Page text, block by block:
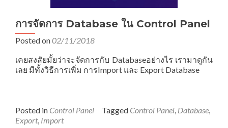
การจัดการ Database ใน Control Panel
Posted on02/11/2018
เคยสงสัยมั้ยว่าจะจัดการกับ Databaseอย่างไร เรามาดูกัน
เลย มีทั้งวิธีการเพิ่ม การImport และ Export Database
Posted in Control Panel Tagged Control Panel, Database,
Export, Import